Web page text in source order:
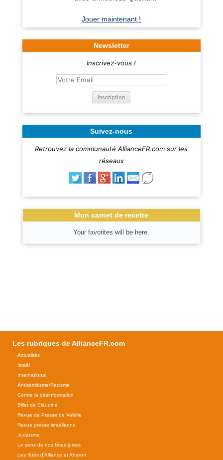
Jouer maintenant !
Newsletter
Inscrivez-vous !
Suivez-nous
Retrouvez la communauté AllianceFR.com sur les
réseaux
Mon carnet de recette
Your favorites will be here.
Les rubriques de AllianceFR.com
Actualités
Israël
International
Antisémitisme/Racisme
Contre la désinformation
Billet de Claudine
Revue de Presse de Valérie
Revue presse israélienne
Judaïsme
Le sens de nos fêtes juives
Les fêtes d'Alliance et Aharon